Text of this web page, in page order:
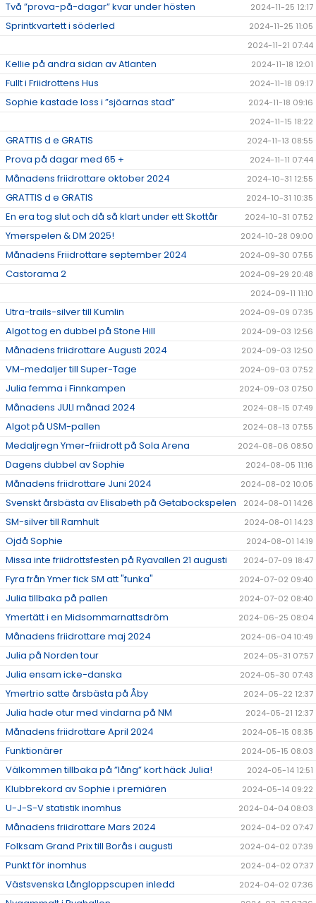
Två ”prova-på-dagar” kvar under hösten 2024-11-25 12:17
Sprintkvartett i söderled
2024-11-25 11:05
2024-11-21 07:44
Kellie på andra sidan av Atlanten 2024-11-18 12:01
Fullt i Friidrottens Hus 2024-11-18 09:17
Sophie kastade loss i ”sjöarnas stad”
2024-11-18 09:16
2024-11-15 18:22
GRATTIS d e GRATIS 2024-11-13 08:55
Prova på dagar med 65 + 2024-11-11 07:44
Månadens friidrottare oktober 2024 2024-10-31 12:55
GRATTIS d e GRATIS 2024-10-31 10:35
En era tog slut och då så klart under ett Skottår 2024-10-31 07:52
Ymerspelen & DM 2025! 2024-10-28 09:00
Månadens Friidrottare september 2024 2024-09-30 07:55
Castorama 2
2024-09-29 20:48
2024-09-11 11:10
Utra-trails-silver till Kumlin 2024-09-09 07:35
Algot tog en dubbel på Stone Hill 2024-09-03 12:56
Månadens friidrottare Augusti 2024 2024-09-03 12:50
VM-medaljer till Super-Tage 2024-09-03 07:52
Julia femma i Finnkampen 2024-09-03 07:50
Månadens JULI månad 2024 2024-08-15 07:49
Algot på USM-pallen 2024-08-13 07:55
Medaljregn Ymer-friidrott på Sola Arena 2024-08-06 08:50
Dagens dubbel av Sophie 2024-08-05 11:16
Månadens friidrottare Juni 2024 2024-08-02 10:05
Svenskt årsbästa av Elisabeth på Getabockspelen 2024-08-01 14:26
SM-silver till Ramhult 2024-08-01 14:23
Ojdå Sophie 2024-08-01 14:19
Missa inte friidrottsfesten på Ryavallen 21 augusti 2024-07-09 18:47
Fyra från Ymer fick SM att "funka" 2024-07-02 09:40
Julia tillbaka på pallen 2024-07-02 08:40
Ymertätt i en Midsommarnattsdröm 2024-06-25 08:04
Månadens friidrottare maj 2024 2024-06-04 10:49
Julia på Norden tour 2024-05-31 07:57
Julia ensam icke-danska 2024-05-30 07:43
Ymertrio satte årsbästa på Åby 2024-05-22 12:37
Julia hade otur med vindarna på NM 2024-05-21 12:37
Månadens friidrottare April 2024 2024-05-15 08:35
Funktionärer 2024-05-15 08:03
Välkommen tillbaka på ”lång” kort häck Julia! 2024-05-14 12:51
Klubbrekord av Sophie i premiären 2024-05-14 09:22
U-J-S-V statistik inomhus 2024-04-04 08:03
Månadens friidrottare Mars 2024 2024-04-02 07:47
Folksam Grand Prix till Borås i augusti 2024-04-02 07:39
Punkt för inomhus 2024-04-02 07:37
Västsvenska Långloppscupen inledd 2024-04-02 07:36